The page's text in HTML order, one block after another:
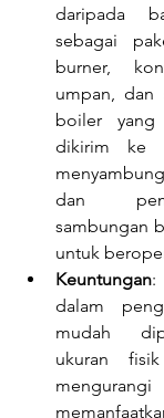
daripada
sebagai
burner,
umpan, dan
boiler yang
dikirim ke
dan
sambungan
untuk
Keuntungan:
dalam
mudah
ukuran